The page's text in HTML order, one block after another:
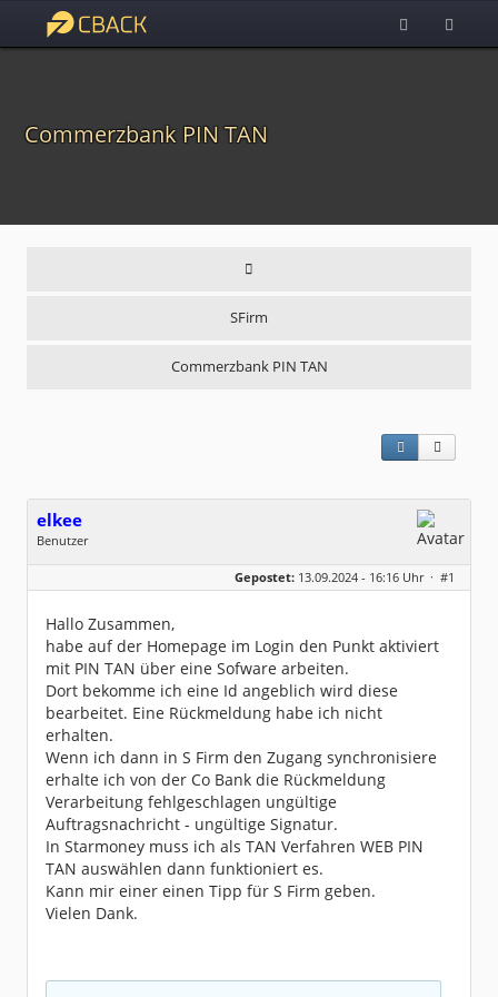
Commerzbank PIN TAN
SFirm
Commerzbank PIN TAN
elkee
Benutzer
Geschlecht:
keine Angabe
Dabei seit:
07 / 2007
Gepostet: 13.09.2024 - 16:16 Uhr · #1
Hallo Zusammen,
habe auf der Homepage im Login den Punkt aktiviert
mit PIN TAN über eine Sofware arbeiten.
Dort bekomme ich eine Id angeblich wird diese
bearbeitet. Eine Rückmeldung habe ich nicht
erhalten.
Wenn ich dann in S Firm den Zugang synchronisiere
erhalte ich von der Co Bank die Rückmeldung
Verarbeitung fehlgeschlagen ungültige
Auftragsnachricht - ungültige Signatur.
In Starmoney muss ich als TAN Verfahren WEB PIN
TAN auswählen dann funktioniert es.
Kann mir einer einen Tipp für S Firm geben.
Vielen Dank.